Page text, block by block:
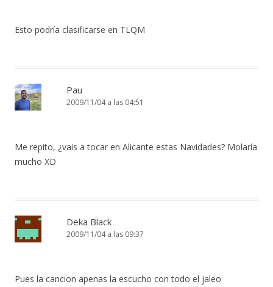
Esto podría clasificarse en TLQM
Pau
2009/11/04 a las 04:51
Me repito, ¿vais a tocar en Alicante estas Navidades? Molaría
mucho XD
Deka Black
2009/11/04 a las 09:37
Pues la cancion apenas la escucho con todo el jaleo